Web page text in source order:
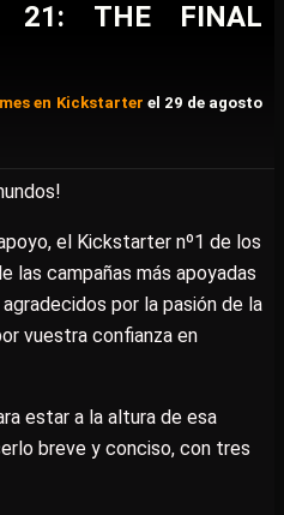
21: THE FINAL
en Kickstarter el 29 de agosto
el Kickstarter nº1 de los
las campañas más apoyadas
por la pasión de la
vuestra confianza en
estar a la altura de esa
breve y conciso, con tres